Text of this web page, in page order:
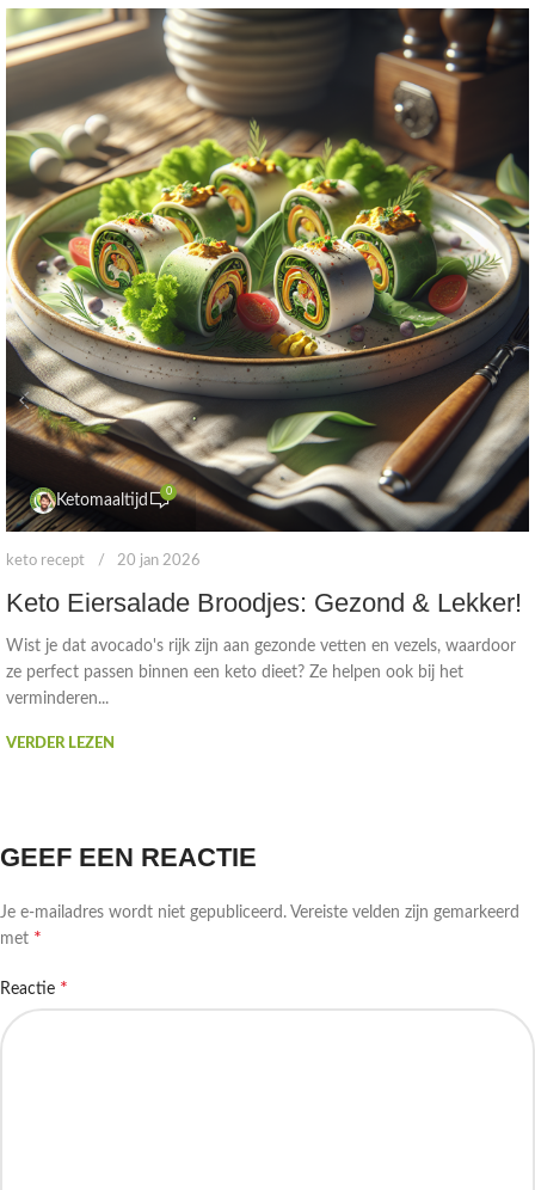
Ketomaaltijd
0
keto recept 20 jan 2026
Keto Eiersalade Broodjes: Gezond & Lekker!
Wist je dat avocado's rijk zijn aan gezonde vetten en vezels, waardoor
ze perfect passen binnen een keto dieet? Ze helpen ook bij het
verminderen...
VERDER LEZEN
GEEF EEN REACTIE
Je e-mailadres wordt niet gepubliceerd. Vereiste velden zijn gemarkeerd
met *
Reactie *